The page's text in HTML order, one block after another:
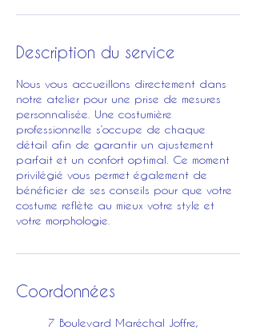
Description du service
Nous vous accueillons directement dans
notre atelier pour une prise de mesures
personnalisée. Une costumière
professionnelle s’occupe de chaque
détail afin de garantir un ajustement
parfait et un confort optimal. Ce moment
privilégié vous permet également de
bénéficier de ses conseils pour que votre
costume reflète au mieux votre style et
votre morphologie.
Coordonnées
7 Boulevard Maréchal Joffre,